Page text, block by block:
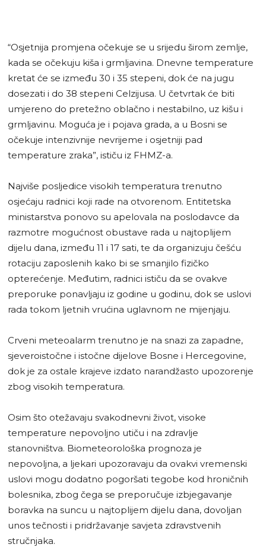
“Osjetnija promjena očekuje se u srijedu širom zemlje,
kada se očekuju kiša i grmljavina. Dnevne temperature
kretat će se između 30 i 35 stepeni, dok će na jugu
dosezati i do 38 stepeni Celzijusa. U četvrtak će biti
umjereno do pretežno oblačno i nestabilno, uz kišu i
grmljavinu. Moguća je i pojava grada, a u Bosni se
očekuje intenzivnije nevrijeme i osjetniji pad
temperature zraka”, ističu iz FHMZ-a.
Najviše posljedice visokih temperatura trenutno
osjećaju radnici koji rade na otvorenom. Entitetska
ministarstva ponovo su apelovala na poslodavce da
razmotre mogućnost obustave rada u najtoplijem
dijelu dana, između 11 i 17 sati, te da organizuju češću
rotaciju zaposlenih kako bi se smanjilo fizičko
opterećenje. Međutim, radnici ističu da se ovakve
preporuke ponavljaju iz godine u godinu, dok se uslovi
rada tokom ljetnih vrućina uglavnom ne mijenjaju.
Crveni meteoalarm trenutno je na snazi za zapadne,
sjeveroistočne i istočne dijelove Bosne i Hercegovine,
dok je za ostale krajeve izdato narandžasto upozorenje
zbog visokih temperatura.
Osim što otežavaju svakodnevni život, visoke
temperature nepovoljno utiču i na zdravlje
stanovništva. Biometeorološka prognoza je
nepovoljna, a ljekari upozoravaju da ovakvi vremenski
uslovi mogu dodatno pogoršati tegobe kod hroničnih
bolesnika, zbog čega se preporučuje izbjegavanje
boravka na suncu u najtoplijem dijelu dana, dovoljan
unos tečnosti i pridržavanje savjeta zdravstvenih
stručnjaka.